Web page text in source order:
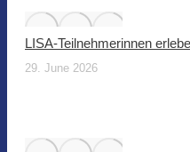
LISA-Teilnehmerinnen
29. June 2026